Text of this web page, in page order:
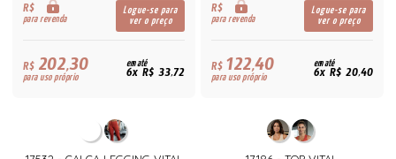
R$
para revenda
Logue-se para
ver o preço
R$202,30
para uso próprio
em até
6x R$ 33,72
R$
para revenda
Logue-se para
ver o preço
R$122,40
para uso próprio
em até
6x R$ 20,40